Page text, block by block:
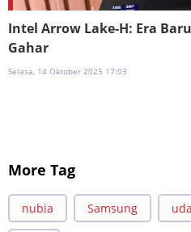
Intel Arrow Lake-H: Era
Gahar
Selasa, 14 Oktober 2025 17:03
More Tag
nubia Samsung